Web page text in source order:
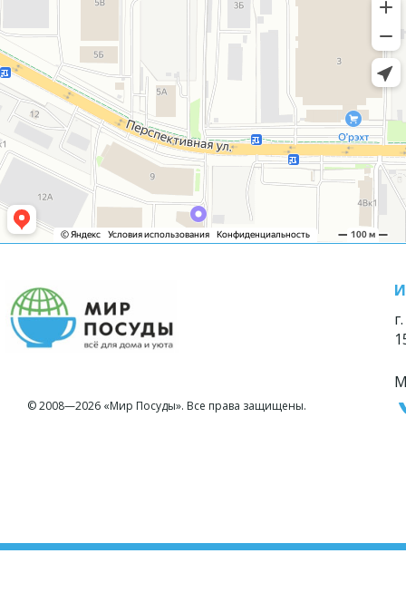
© 2008—2026 «Мир Посуды». Все права защищены.